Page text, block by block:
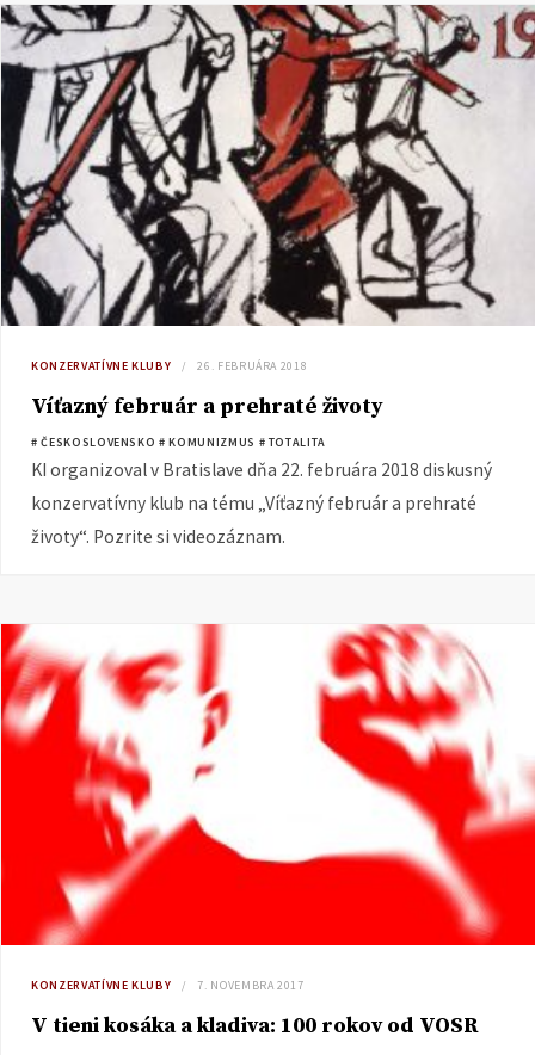
KONZERVATÍVNE KLUBY 26. FEBRUÁRA 2018
Víťazný február a prehraté životy
# ČESKOSLOVENSKO # KOMUNIZMUS # TOTALITA
KI organizoval v Bratislave dňa 22. februára 2018 diskusný
konzervatívny klub na tému „Víťazný február a prehraté
životy“. Pozrite si videozáznam.
KONZERVATÍVNE KLUBY 7. NOVEMBRA 2017
V tieni kosáka a kladiva: 100 rokov od VOSR